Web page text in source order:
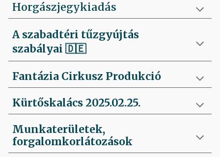
Horgászjegykiadás
A szabadtéri tűzgyújtás
szabályai 🇩🇪
Fantázia Cirkusz Produkció
Kürtőskalács 2025.02.25.
Munkaterületek,
forgalomkorlátozások